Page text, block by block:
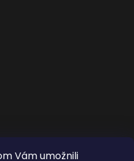
Vám umožnili